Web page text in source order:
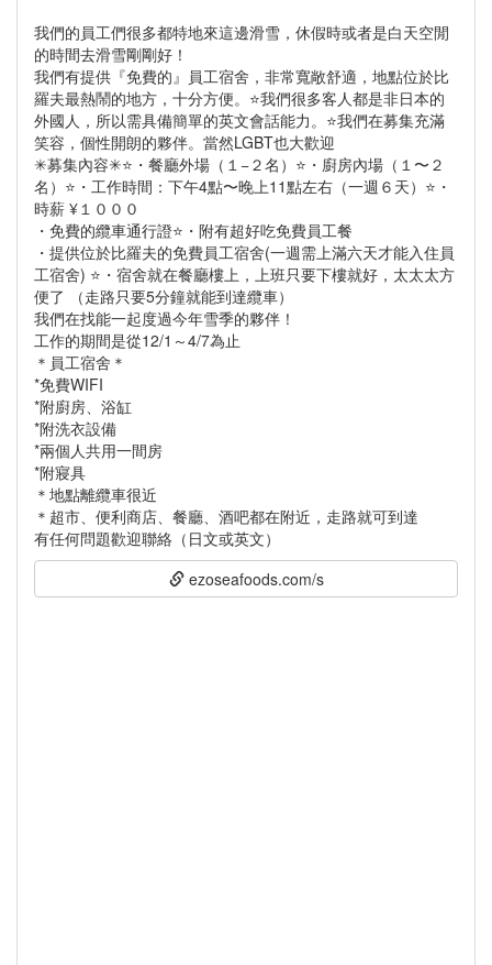
我們的員工們很多都特地來這邊滑雪，休假時或者是白天空閒
的時間去滑雪剛剛好！
我們有提供『免費的』員工宿舍，非常寬敞舒適，地點位於比
羅夫最熱鬧的地方，十分方便。⭐我們很多客人都是非日本的
外國人，所以需具備簡單的英文會話能力。⭐我們在募集充滿
笑容，個性開朗的夥伴。當然LGBT也大歡迎
✳︎募集內容✳︎⭐・餐廳外場（１−２名）⭐・廚房內場（１〜２
名）⭐・工作時間：下午4點〜晚上11點左右（一週６天）⭐・
時薪 ¥１０００
・免費的纜車通行證⭐・附有超好吃免費員工餐
・提供位於比羅夫的免費員工宿舍(一週需上滿六天才能入住員
工宿舍) ⭐・宿舍就在餐廳樓上，上班只要下樓就好，太太太方
便了 （走路只要5分鐘就能到達纜車）
我們在找能一起度過今年雪季的夥伴！
工作的期間是從12/1～4/7為止
＊員工宿舍＊
*免費WIFI
*附廚房、浴缸
*附洗衣設備
*兩個人共用一間房
*附寢具
＊地點離纜車很近
＊超市、便利商店、餐廳、酒吧都在附近，走路就可到達
有任何問題歡迎聯絡（日文或英文）
ezoseafoods.com/s